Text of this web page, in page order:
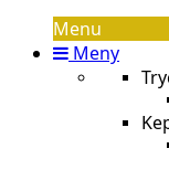
Menu
Meny